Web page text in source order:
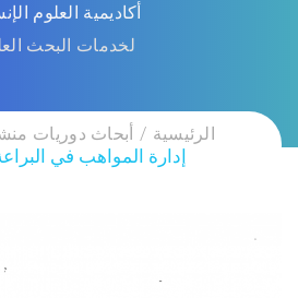
أكاديمية العلوم
لخدمات البحث
الرئيسية أبحاث دوريات
إدارة المواهب في